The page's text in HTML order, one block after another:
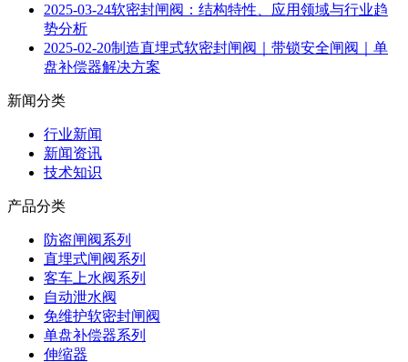
2025-03-24软密封闸阀：结构特性、应用领域与行业趋
势分析
2025-02-20制造直埋式软密封闸阀｜带锁安全闸阀｜单
盘补偿器解决方案
新闻分类
行业新闻
新闻资讯
技术知识
产品分类
防盗闸阀系列
直埋式闸阀系列
客车上水阀系列
自动泄水阀
免维护软密封闸阀
单盘补偿器系列
伸缩器